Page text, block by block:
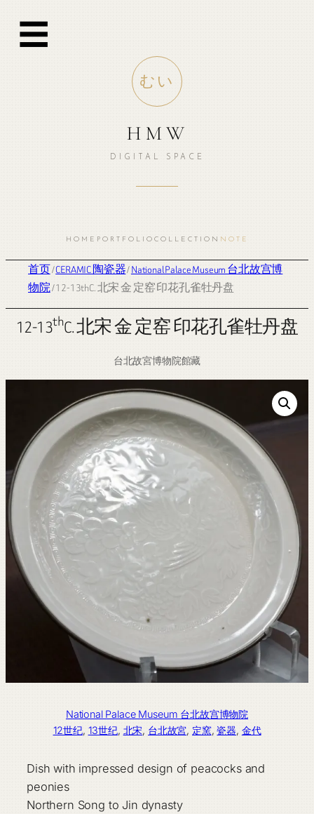
☰
むい
HMW
DIGITAL SPACE
HOME PORTFOLIO COLLECTION NOTE
首页/CERAMIC 陶瓷器/National Palace Museum 台北故宫博
物院/ 12-13thC. 北宋 金 定窑 印花孔雀牡丹盘
12-13thC. 北宋 金 定窑 印花孔雀牡丹盘
台北故宮博物院館藏
National Palace Museum 台北故宫博物院
12世纪, 13世纪, 北宋, 台北故宮, 定窯, 瓷器, 金代
Dish with impressed design of peacocks and
peonies
Northern Song to Jin dynasty